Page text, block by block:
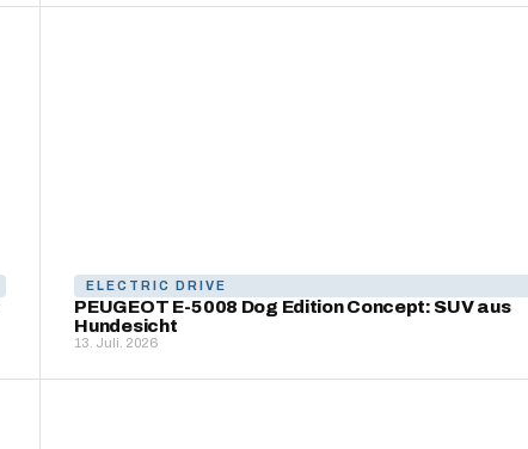
ELECTRIC DRIVE
PEUGEOT E-5008 Dog Edition Concept: SUV aus
Hundesicht
13. Juli. 2026